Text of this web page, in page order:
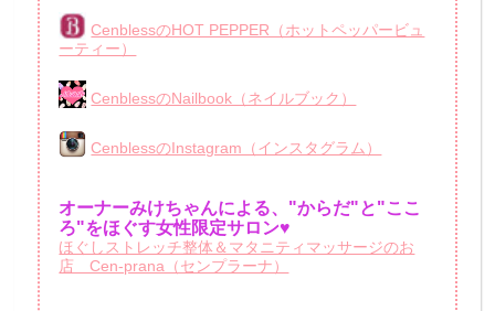
CenblessのHOT PEPPER（ホットペッパービュ
ーティー）
CenblessのNailbook（ネイルブック）
CenblessのInstagram（インスタグラム）
オーナーみけちゃんによる、"からだ"と"ここ
ろ"をほぐす女性限定サロン♥
ほぐしストレッチ整体＆マタニティマッサージのお
店 Cen-prana（センプラーナ）